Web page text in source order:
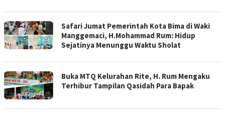
Safari Jumat Pemerintah Kota Bima di Waki
Manggemaci, H.Mohammad Rum: Hidup
Sejatinya Menunggu Waktu Sholat
Buka MTQ Kelurahan Rite, H. Rum Mengaku
Terhibur Tampilan Qasidah Para Bapak